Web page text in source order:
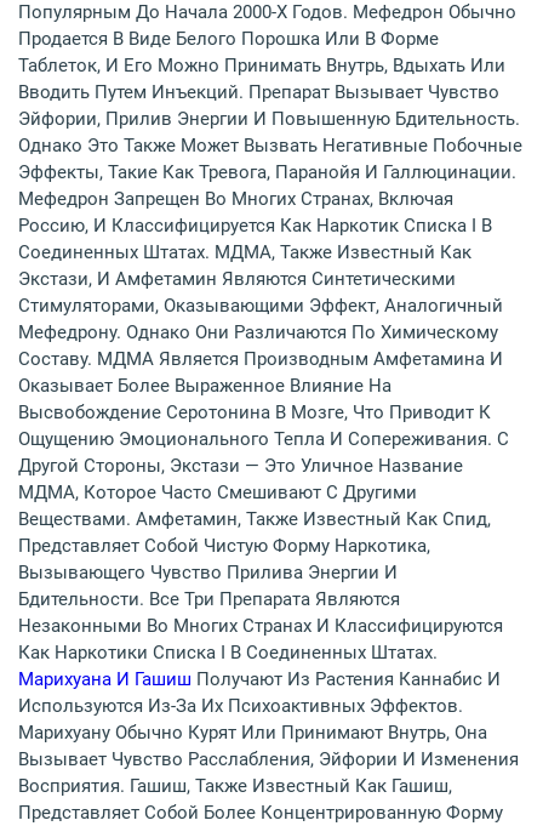
Популярным До Начала 2000-Х Годов. Мефедрон Обычно
Продается В Виде Белого Порошка Или В Форме
Таблеток, И Его Можно Принимать Внутрь, Вдыхать Или
Вводить Путем Инъекций. Препарат Вызывает Чувство
Эйфории, Прилив Энергии И Повышенную Бдительность.
Однако Это Также Может Вызвать Негативные Побочные
Эффекты, Такие Как Тревога, Паранойя И Галлюцинации.
Мефедрон Запрещен Во Многих Странах, Включая
Россию, И Классифицируется Как Наркотик Списка I В
Соединенных Штатах. МДМА, Также Известный Как
Экстази, И Амфетамин Являются Синтетическими
Стимуляторами, Оказывающими Эффект, Аналогичный
Мефедрону. Однако Они Различаются По Химическому
Составу. МДМА Является Производным Амфетамина И
Оказывает Более Выраженное Влияние На
Высвобождение Серотонина В Мозге, Что Приводит К
Ощущению Эмоционального Тепла И Сопереживания. С
Другой Стороны, Экстази — Это Уличное Название
МДМА, Которое Часто Смешивают С Другими
Веществами. Амфетамин, Также Известный Как Спид,
Представляет Собой Чистую Форму Наркотика,
Вызывающего Чувство Прилива Энергии И
Бдительности. Все Три Препарата Являются
Незаконными Во Многих Странах И Классифицируются
Как Наркотики Списка I В Соединенных Штатах.
Марихуана И Гашиш Получают Из Растения Каннабис И
Используются Из-За Их Психоактивных Эффектов.
Марихуану Обычно Курят Или Принимают Внутрь, Она
Вызывает Чувство Расслабления, Эйфории И Изменения
Восприятия. Гашиш, Также Известный Как Гашиш,
Представляет Собой Более Концентрированную Форму